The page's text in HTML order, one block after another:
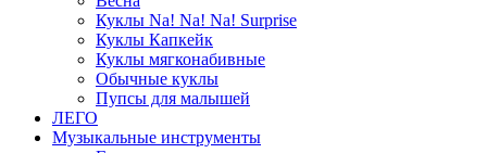
Куклы Na! Na! Na! Surprise
Куклы Капкейк
Куклы мягконабивные
Обычные куклы
Пупсы для малышей
ЛЕГО
Музыкальные инструменты